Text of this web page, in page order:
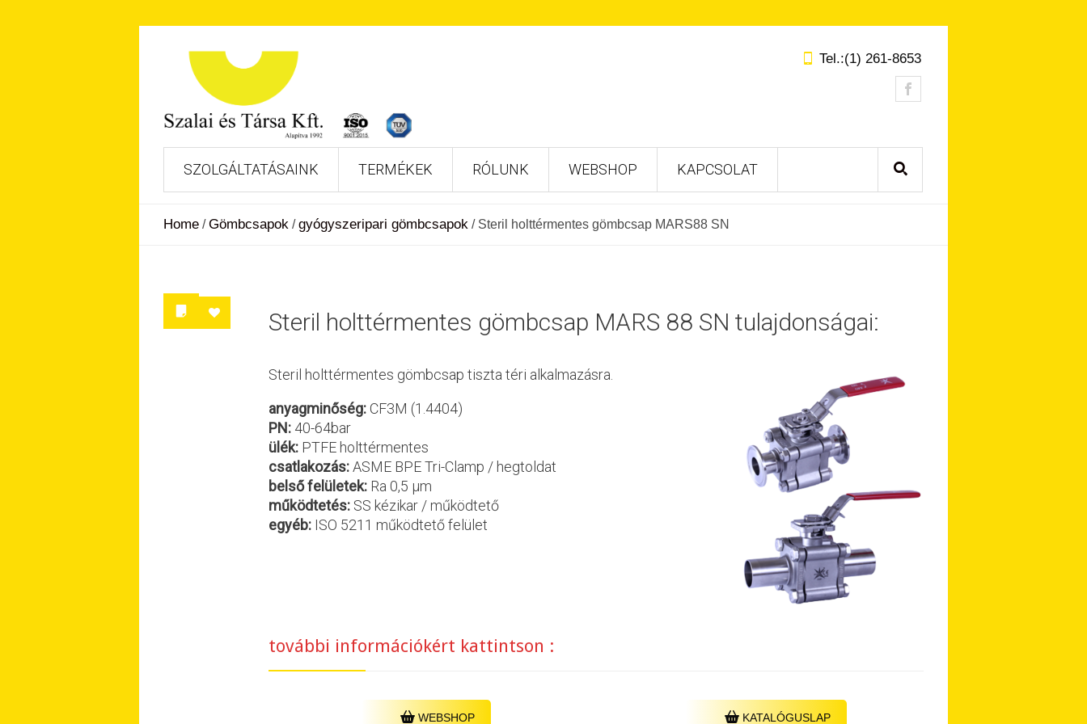
Tel.:(1) 261-8653
SZOLGÁLTATÁSAINK TERMÉKEK RÓLUNK WEBSHOP KAPCSOLAT
Home /Gömbcsapok /gyógyszeripari gömbcsapok / Steril holttérmentes gömbcsap MARS88 SN
Steril holttérmentes gömbcsap MARS 88 SN tulajdonságai:
Steril holttérmentes gömbcsap tiszta téri alkalmazásra.
anyagminőség: CF3M (1.4404)
PN: 40-64bar
ülék: PTFE holttérmentes
csatlakozás:ASME BPE Tri-Clamp / hegtoldat
belső felületek: Ra 0,5 μm
működtetés: SS kézikar / működtető
egyéb: ISO 5211 működtető felület
további információkért kattintson :
WEBSHOP KATALÓGUSLAP